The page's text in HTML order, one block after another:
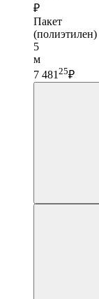
₽
Пакет
(полиэтилен)
5
м
7 481 25₽